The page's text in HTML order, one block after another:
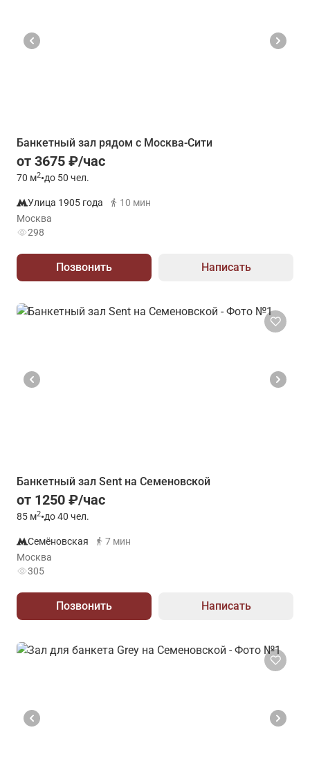
Банкетный зал рядом с Москва-Сити
от 3675 ₽/час
70 м2•до 50 чел.
Улица 1905 года
10 мин
Москва
298
Позвонить Написать
Банкетный зал Sent на Семеновской
от 1250 ₽/час
85 м2•до 40 чел.
Семёновская
7 мин
Москва
305
Позвонить Написать